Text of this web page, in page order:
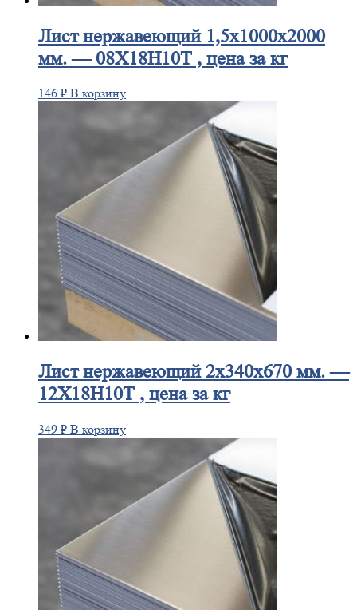
Листнержавеющий 1,5x1000x2000
мм. — 08Х18Н10Т , цена за кг
146 ₽ В корзину
Листнержавеющий 2x340x670 мм. —
12Х18Н10Т , цена за кг
349 ₽ В корзину